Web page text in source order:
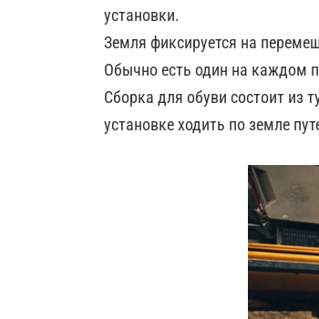
установки.
Земля фиксируется на
Обычно есть один на каждом
Сборка для обуви состоит из
установке ходить по земле